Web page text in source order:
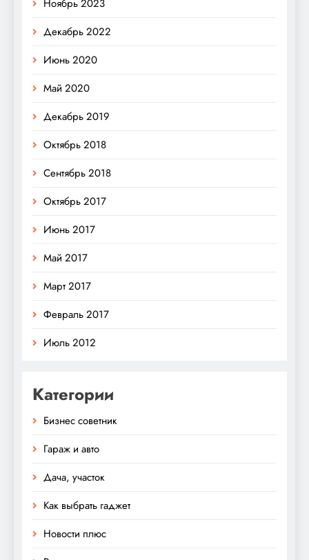
Ноябрь 2023
Декабрь 2022
Июнь 2020
Май 2020
Декабрь 2019
Октябрь 2018
Сентябрь 2018
Октябрь 2017
Июнь 2017
Май 2017
Март 2017
Февраль 2017
Июль 2012
Категории
Бизнес советник
Гараж и авто
Дача, участок
Как выбрать гаджет
Новости плюс